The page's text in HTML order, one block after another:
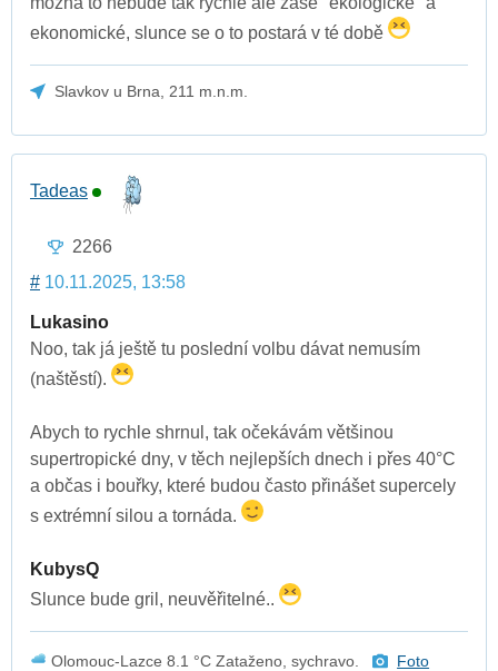
ekonomické, slunce se o to postará v té době
Slavkov u Brna, 211 m.n.m.
Tadeas
2266
# 10.11.2025, 13:58
Lukasino
Noo, tak já ještě tu poslední volbu dávat nemusím
(naštěstí).
Abych to rychle shrnul, tak očekávám většinou
supertropické dny, v těch nejlepších dnech i přes 40°C
a občas i bouřky, které budou často přinášet supercely
s extrémní silou a tornáda.
KubysQ
Slunce bude gril, neuvěřitelné..
Olomouc-Lazce 8.1 °C Zataženo, sychravo. Foto